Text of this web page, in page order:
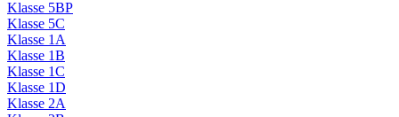
Klasse 5BP
Klasse 5C
Klasse 1A
Klasse 1B
Klasse 1C
Klasse 1D
Klasse 2A